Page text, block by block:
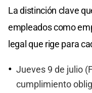
La distinción clave
empleados como
legal que rige para
Jueves 9 de julio
cumplimiento